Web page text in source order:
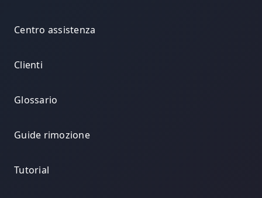
Centro assistenza
Clienti
Glossario
Guide rimozione
Tutorial